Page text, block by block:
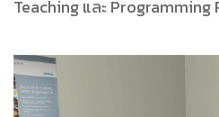
Teaching และ Programming